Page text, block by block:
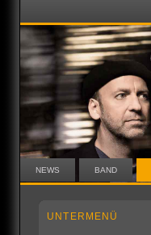
NEWS BAND
UNTERMENÜ